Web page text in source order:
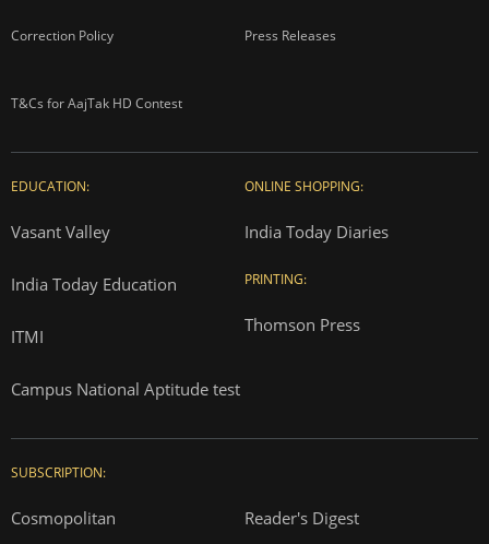
Correction Policy Press Releases
T&Cs for AajTak HD Contest
EDUCATION:
Vasant Valley
India Today Education
ITMI
Campus National Aptitude test
ONLINE SHOPPING:
India Today Diaries
PRINTING:
Thomson Press
SUBSCRIPTION:
Cosmopolitan Reader's Digest